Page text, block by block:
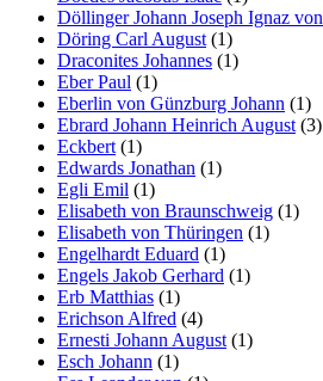
Döllinger Johann Joseph Ignaz von
Döring Carl August (1)
Draconites Johannes (1)
Eber Paul (1)
Eberlin von Günzburg Johann (1)
Ebrard Johann Heinrich August (3)
Eckbert (1)
Edwards Jonathan (1)
Egli Emil (1)
Elisabeth von Braunschweig (1)
Elisabeth von Thüringen (1)
Engelhardt Eduard (1)
Engels Jakob Gerhard (1)
Erb Matthias (1)
Erichson Alfred (4)
Ernesti Johann August (1)
Esch Johann (1)